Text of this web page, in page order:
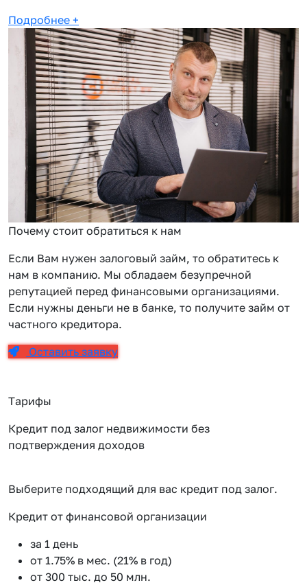
Подробнее +
Почему стоит обратиться к нам
Если Вам нужен залоговый займ, то обратитесь к
нам в компанию. Мы обладаем безупречной
репутацией перед финансовыми организациями.
Если нужны деньги не в банке, то получите займ от
частного кредитора.
Оставить заявку
Тарифы
Кредит под залог недвижимости без
подтверждения доходов
Выберите подходящий для вас кредит под залог.
Кредит от финансовой организации
за 1 день
от 1.75% в мес. (21% в год)
от 300 тыс. до 50 млн.